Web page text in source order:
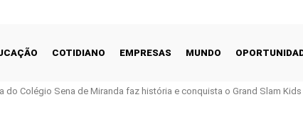
COTIDIANO EMPRESAS MUNDO
do Colégio Sena de Miranda faz história e conquista o Grand Slam